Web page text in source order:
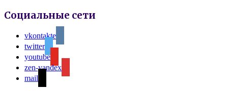
Социальные сети
vkontakte
twitter
youtube
zen-yandex
mail